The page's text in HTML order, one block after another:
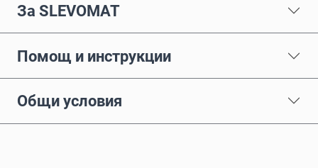
За SLEVOMAT
Помощ и инструкции
Общи условия